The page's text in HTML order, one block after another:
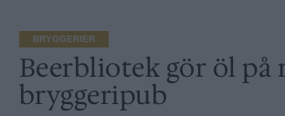
BRYGGERIER
Beerbliotek gör öl på
bryggeripub